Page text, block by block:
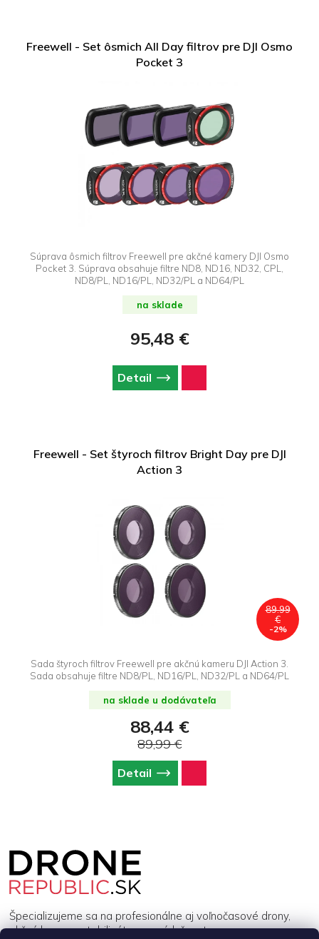
Freewell - Set ôsmich All Day filtrov pre DJI Osmo
Pocket 3
Súprava ôsmich filtrov Freewell pre akčné kamery DJI Osmo
Pocket 3. Súprava obsahuje filtre ND8, ND16, ND32, CPL,
ND8/PL, ND16/PL, ND32/PL a ND64/PL
na sklade
95,48 €
Detail
Freewell - Set štyroch filtrov Bright Day pre DJI
Action 3
89.99
€
-2%
Sada štyroch filtrov Freewell pre akčnú kameru DJI Action 3.
Sada obsahuje filtre ND8/PL, ND16/PL, ND32/PL a ND64/PL
na sklade u dodávateľa
88,44 €
89,99 €
Detail
e
Špecializujeme sa na profesionálne aj voľnočasové drony,
akčné kamery, stabilizátory a príslušenstvo.